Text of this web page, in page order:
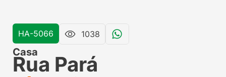
HA-5066 1038
Casa
Rua Pará